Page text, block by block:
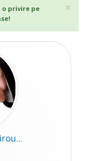
×
o privire pe